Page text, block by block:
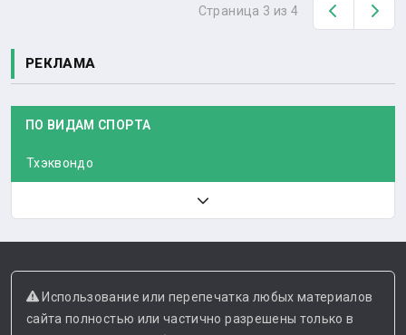
Страница 3 из 4 Назад
РЕКЛАМА
ПО ВИДАМ СПОРТА
Тхэквондо
Использование или перепечатка любых материалов
сайта полностью или частично разрешены только в